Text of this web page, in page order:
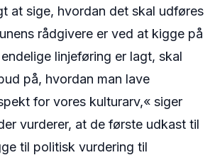
at sige, hvordan det skal udføres
rådgivere er ved at kigge på
linjeføring er lagt, skal
på, hvordan man lave
for vores kulturarv,« siger
vurderer, at de første udkast til
til politisk vurdering til